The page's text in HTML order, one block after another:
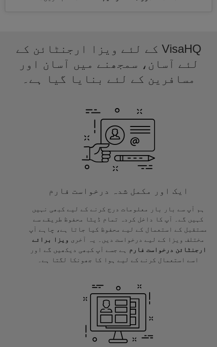
VisaHQ کے لئے ویزا ارجنٹائن کے
لئے آسان، سمجھنے میں آسان اور
مسافرین کے لئے بنایا گیا ہے۔
ایک اور مکمل شدہ درخواست فارم
ہم آپ سے بار بار معلومات درج کرنے کے لیے کبھی نہیں
کہیں گے۔ آپ کا داخل کردہ تمام ڈیٹا محفوظ طریقے سے
مستقبل کے استعمال کے لیے محفوظ کیا جاتا ہے، چاہے آپ
مختلف ویزا کے لیے درخواست دیں۔ یہ آخری ویزا برائے
ارجنٹائن درخواست فارم
ہے جسے آپ کبھی دیکھیں گے اور
اسے استعمال کرنے کے لیے ہوا کا جھونکا لگتا ہے۔